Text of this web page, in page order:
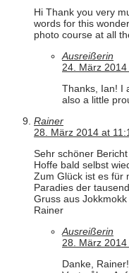
Hi Thank you very
words for this
photo course at all
Ausreißerin
24. März 2014
Thanks, Ian! I
also a little
Rainer
28. März 2014 at
Sehr schöner
Hoffe bald selbst
Zum Glück ist es für
Paradies der
Gruss aus Jokkmokk
Rainer
Ausreißerin
28. März 2014
Danke,